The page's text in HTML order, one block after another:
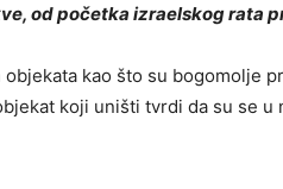
od početka izraelskog rata
objekata kao što su bogomolje
koji uništi tvrdi da su se u